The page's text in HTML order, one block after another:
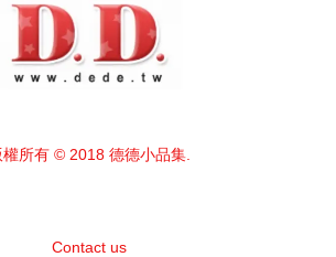
權所有 © 2018 德德小品集.
Contact us